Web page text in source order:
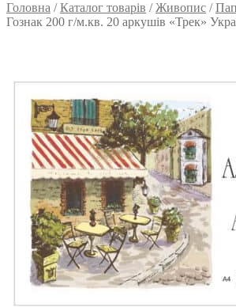
Головна /Каталог товарів /Живопис /
Гознак 200 г/м.кв. 20 аркушів «Трек»